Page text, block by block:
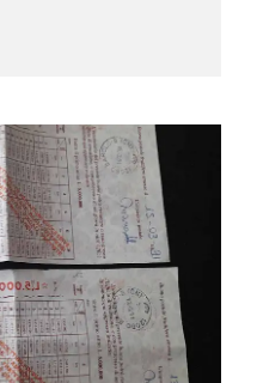
di informazioni